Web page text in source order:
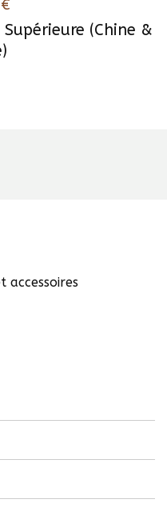
(Chine &
€
accessoires